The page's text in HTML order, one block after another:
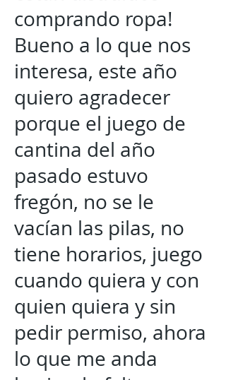
comprando ropa!
Bueno a lo que nos
interesa, este año
quiero agradecer
porque el juego de
cantina del año
pasado estuvo
fregón, no se le
vacían las pilas, no
tiene horarios, juego
cuando quiera y con
quien quiera y sin
pedir permiso, ahora
lo que me anda